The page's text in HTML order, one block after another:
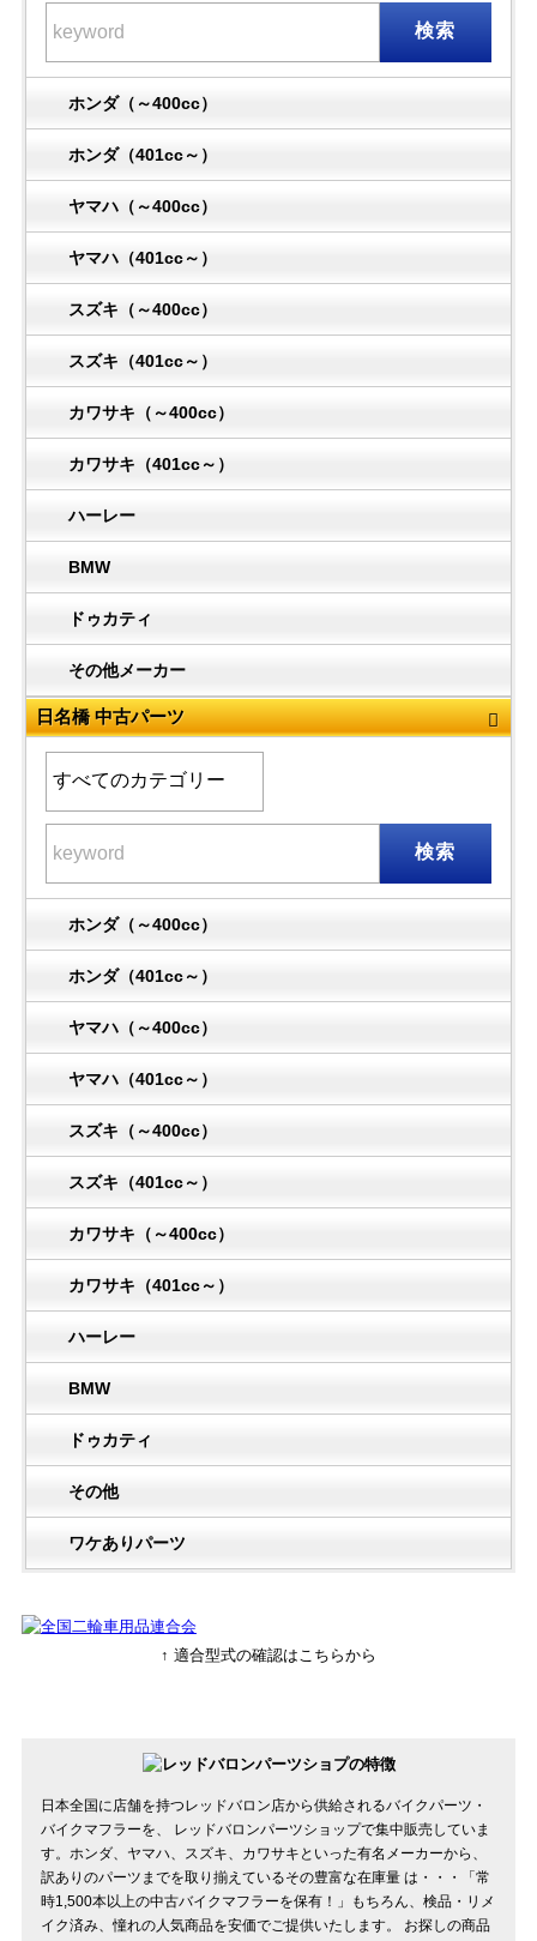
検索
ホンダ（～400cc）
ホンダ（401cc～）
ヤマハ（～400cc）
ヤマハ（401cc～）
スズキ（～400cc）
スズキ（401cc～）
カワサキ（～400cc）
カワサキ（401cc～）
ハーレー
BMW
ドゥカティ
その他メーカー
日名橋 中古パーツ
検索
ホンダ（～400cc）
ホンダ（401cc～）
ヤマハ（～400cc）
ヤマハ（401cc～）
スズキ（～400cc）
スズキ（401cc～）
カワサキ（～400cc）
カワサキ（401cc～）
ハーレー
BMW
ドゥカティ
その他
ワケありパーツ
↑ 適合型式の確認はこちらから
日本全国に店舗を持つレッドバロン店から供給されるバイクパーツ・
バイクマフラーを、 レッドバロンパーツショップで集中販売していま
す。ホンダ、ヤマハ、スズキ、カワサキといった有名メーカーから、
訳ありのパーツまでを取り揃えているその豊富な在庫量 は・・・「常
時1,500本以上の中古バイクマフラーを保有！」もちろん、検品・リメ
イク済み、憧れの人気商品を安価でご提供いたします。 お探しの商品